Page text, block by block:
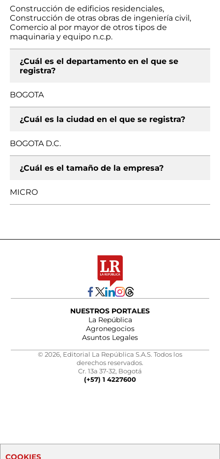
Construcción de edificios residenciales,
Construcción de otras obras de ingeniería civil,
Comercio al por mayor de otros tipos de
maquinaria y equipo n.c.p.
¿Cuál es el departamento en el que se
registra?
BOGOTA
¿Cuál es la ciudad en el que se registra?
BOGOTA D.C.
¿Cuál es el tamaño de la empresa?
MICRO
NUESTROS PORTALES
La República
Agronegocios
Asuntos Legales
© 2026, Editorial La República S.A.S. Todos los
derechos reservados.
Cr. 13a 37-32, Bogotá
(+57) 1 4227600
COOKIES